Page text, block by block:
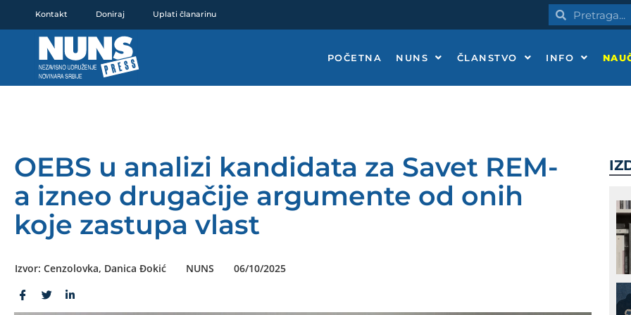
Kontakt Doniraj Uplati članarinu PretragaPretraga
POČETNA NUNS ČLANSTVO INFO
OEBS u analizi kandidata za Savet REM-
a izneo drugačije argumente od onih
koje zastupa vlast
Izvor: Cenzolovka, Danica Đokić NUNS 06/10/2025